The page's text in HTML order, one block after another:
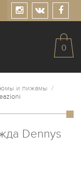
0
и пижамы /
Dennys